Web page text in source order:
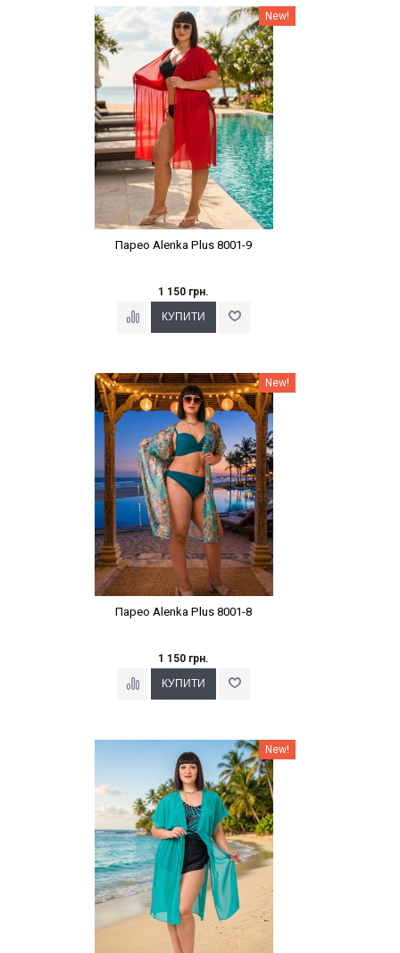
Наклейки Варіант з % New!
Парео Alenka Plus 8001-9
1 150 грн.
Наклейки Варіант з % New!
Парео Alenka Plus 8001-8
1 150 грн.
Наклейки Варіант з % New!